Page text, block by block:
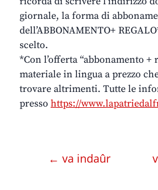
giornale, la forma di
dell’ABBONAMENTO+
scelto.
*Con l’offerta “abbonamento +
materiale in lingua a prezzo
trovare altrimenti. Tutte le
presso https://
← va indaûr